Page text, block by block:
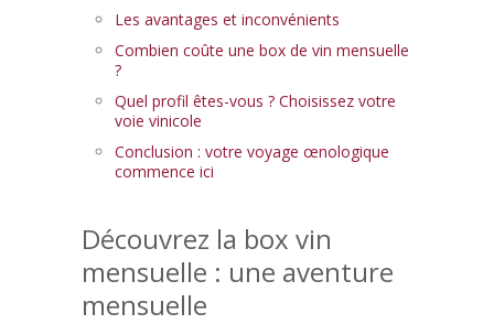
Les avantages et inconvénients
Combien coûte une box de vin mensuelle
?
Quel profil êtes-vous ? Choisissez votre
voie vinicole
Conclusion : votre voyage œnologique
commence ici
Découvrez la box vin
mensuelle : une aventure
mensuelle